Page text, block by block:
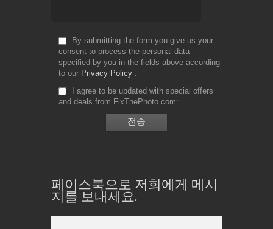
By submitting the form you give us your
consent to process the personal data
specified by you in the fields above according
to our Privacy Policy
I agree to be updated with special offers
and deals from FixThePhoto.com
페이스북으로 저희에게 메시
지를 보내세요.